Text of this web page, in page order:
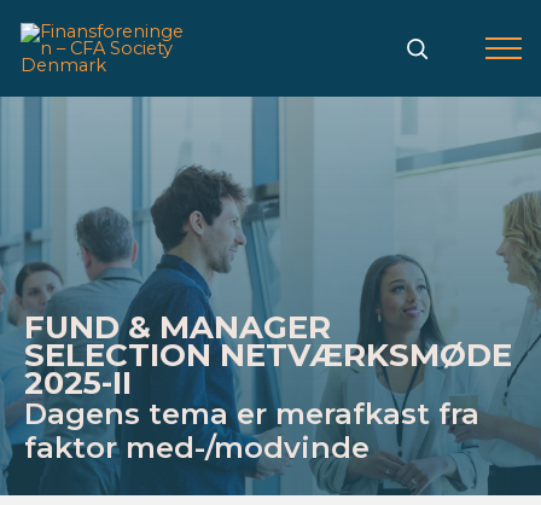
indholdet
FUND & MANAGER
SELECTION NETVÆRKSMØDE
2025-II
Dagens tema er merafkast fra
faktor med-/modvinde